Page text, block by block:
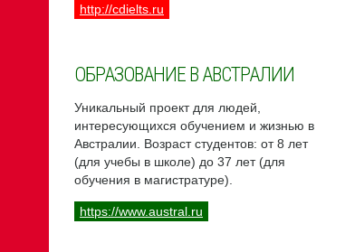
http://cdielts.ru
ОБРАЗОВАНИЕ В АВСТРАЛИИ
Уникальный проект для людей,
интересующихся обучением и жизнью в
Австралии. Возраст студентов: от 8 лет
(для учебы в школе) до 37 лет (для
обучения в магистратуре).
https://www.austral.ru